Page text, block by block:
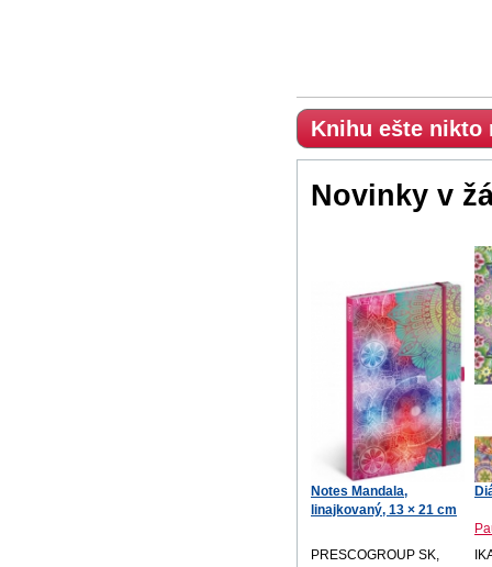
Knihu ešte nikto
Novinky v
Notes Mandala,
linajkovaný, 13 × 21 cm
PRESCOGROUP SK,